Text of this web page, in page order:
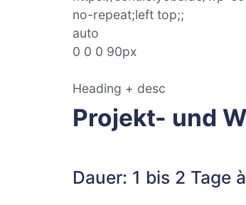
no-repeat;left top;;
auto
0 0 0 90px
Heading + desc
Projekt- und
Dauer: 1 bis 2 Tage